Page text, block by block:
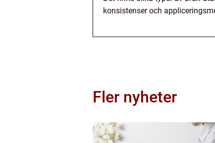
konsistenser och
Fler nyheter